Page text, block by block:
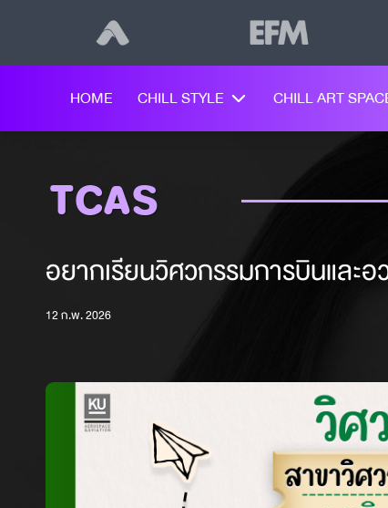
HOME CHILL STYLE CHILL ART
TCAS
อยากเรียนวิศวกรรมการบินและ
12 ก.พ. 2026